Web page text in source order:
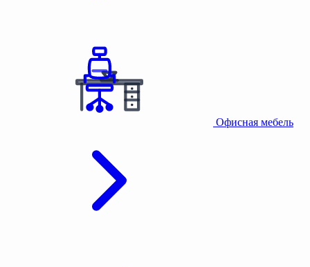
Офисная мебель